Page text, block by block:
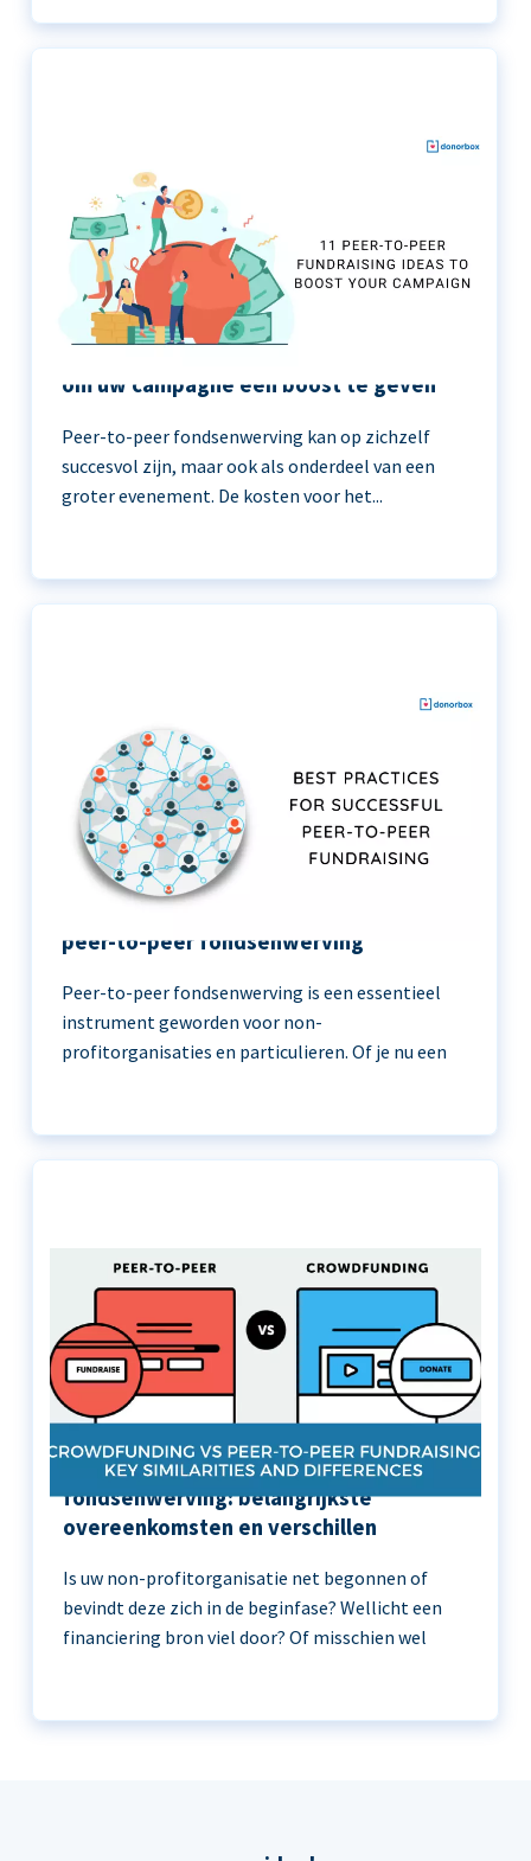
om uw campagne een boost te geven
Peer-to-peer fondsenwerving kan op zichzelf
succesvol zijn, maar ook als onderdeel van een
groter evenement. De kosten voor het...
11 beste praktijken voor succesvolle
peer-to-peer fondsenwerving
Peer-to-peer fondsenwerving is een essentieel
instrument geworden voor non-
profitorganisaties en particulieren. Of je nu een
Crowdfunding versus peer-to-peer
fondsenwerving: belangrijkste
overeenkomsten en verschillen
Is uw non-profitorganisatie net begonnen of
bevindt deze zich in de beginfase? Wellicht een
financiering bron viel door? Of misschien wel